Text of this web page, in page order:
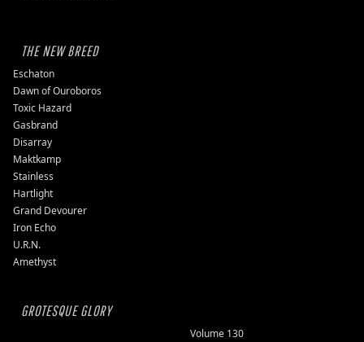
THE NEW BREED
Eschaton
Dawn of Ouroboros
Toxic Hazard
Gasbrand
Disarray
Maktkamp
Stainless
Hartlight
Grand Devourer
Iron Echo
U.R.N.
Amethyst
GROTESQUE GLORY
Volume 130